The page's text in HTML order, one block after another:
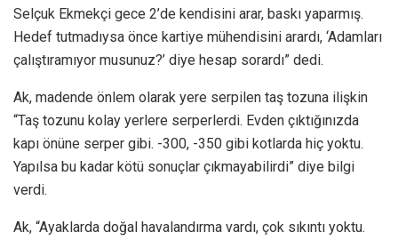
Selçuk Ekmekçi gece 2’de kendisini arar, baskı yaparmış.
Hedef tutmadıysa önce kartiye mühendisini arardı, ‘Adamları
çalıştıramıyor musunuz?’ diye hesap sorardı” dedi.
Ak, madende önlem olarak yere serpilen taş tozuna ilişkin
“Taş tozunu kolay yerlere serperlerdi. Evden çıktığınızda
kapı önüne serper gibi. -300, -350 gibi kotlarda hiç yoktu.
Yapılsa bu kadar kötü sonuçlar çıkmayabilirdi” diye bilgi
verdi.
Ak, “Ayaklarda doğal havalandırma vardı, çok sıkıntı yoktu.